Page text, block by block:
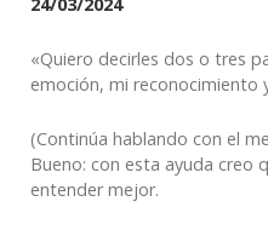
«Quiero decirles dos o tres
emoción, mi reconocimiento
(Continúa hablando con el
Bueno: con esta ayuda creo
entender mejor.